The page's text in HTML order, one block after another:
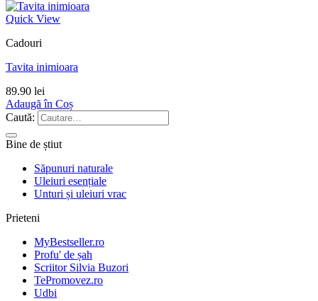
Quick View
Cadouri
Tavita inimioara
89.90 lei
Adaugă în Coș
Caută:
Bine de știut
Săpunuri naturale
Uleiuri esențiale
Unturi și uleiuri vrac
Prieteni
MyBestseller.ro
Profu' de șah
Scriitor Silvia Buzori
TePromovez.ro
Udbi